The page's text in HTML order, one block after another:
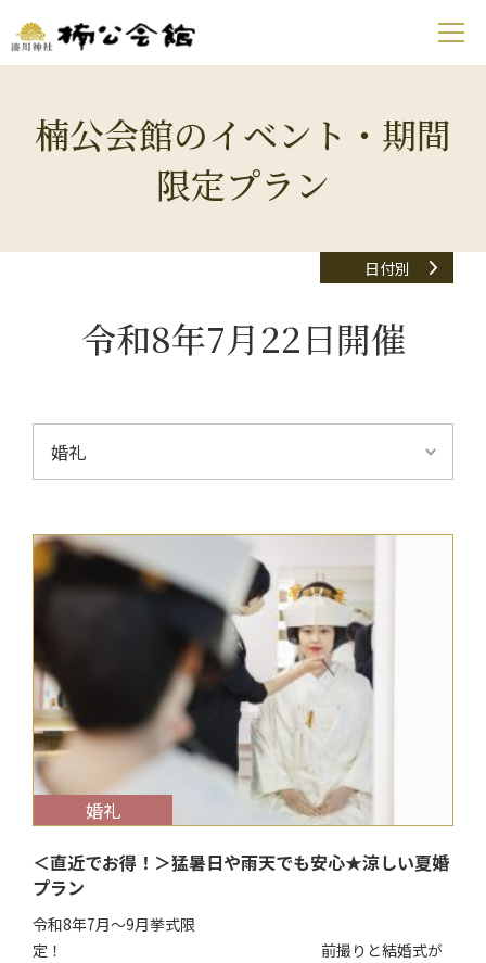
楠公会館のイベント・期間
限定プラン
日付別
令和8年7月22日開催
$target_date
婚礼
＜直近でお得！＞猛暑日や雨天でも安心★涼しい夏婚
プラン
令和8年7月～9月挙式限
定！ 前撮りと結婚式が